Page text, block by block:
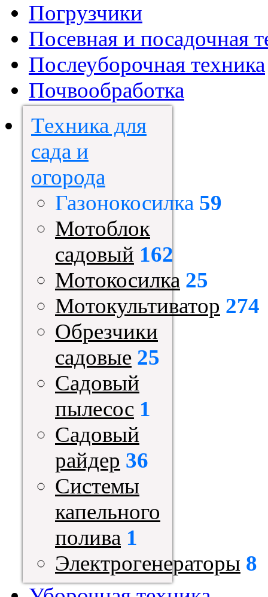
Погрузчики
Посевная и посадочная
Послеуборочная техника
Почвообработка
Техника для
сада и
огорода
Газонокосилка 59
Мотоблок
садовый 162
Мотокосилка 25
Мотокультиватор 274
Обрезчики
садовые 25
Садовый
пылесос 1
Садовый
райдер 36
Системы
капельного
полива 1
Электрогенераторы 8